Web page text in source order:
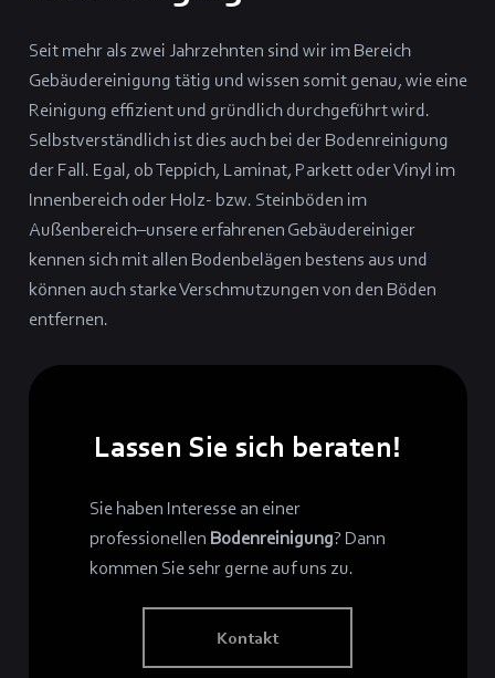
Seit mehr als zwei Jahrzehnten sind wir im Bereich
Gebäudereinigung tätig und wissen somit genau, wie eine
Reinigung effizient und gründlich durchgeführt wird.
Selbstverständlich ist dies auch bei der Bodenreinigung
der Fall. Egal, ob Teppich, Laminat, Parkett oder Vinyl im
Innenbereich oder Holz- bzw. Steinböden im
Außenbereich–unsere erfahrenen Gebäudereiniger
kennen sich mit allen Bodenbelägen bestens aus und
können auch starke Verschmutzungen von den Böden
entfernen.
Lassen Sie sich beraten!
Sie haben Interesse an einer
professionellen Bodenreinigung? Dann
kommen Sie sehr gerne auf uns zu.
Kontakt